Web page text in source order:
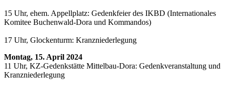
15 Uhr, ehem. Appellplatz: Gedenkfeier des IKBD (Internationales
Komitee Buchenwald-Dora und Kommandos)
17 Uhr, Glockenturm: Kranzniederlegung
Montag, 15. April 2024
11 Uhr, KZ-Gedenkstätte Mittelbau-Dora: Gedenkveranstaltung und
Kranzniederlegung